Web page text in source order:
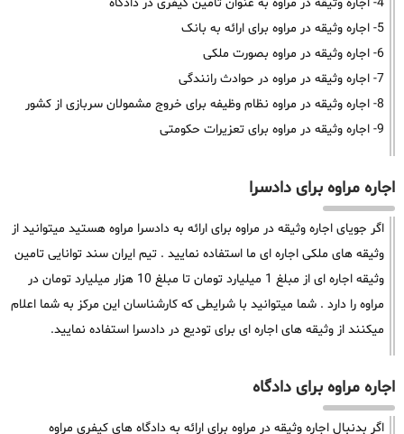
4- اجاره وثیقه در مراوه به عنوان تامین کیفری در دادگاه
5- اجاره وثیقه در مراوه برای ارائه به بانک
6- اجاره وثیقه در مراوه بصورت ملکی
7- اجاره وثیقه در مراوه در حوادث رانندگی
8- اجاره وثیقه در مراوه نظام وظیفه برای خروج مشمولان سربازی از کشور
9- اجاره وثیقه در مراوه برای تعزیرات حکومتی
اجاره مراوه برای دادسرا
اگر جویای اجاره وثیقه در مراوه برای ارائه به دادسرا مراوه هستید میتوانید از
وثیقه های ملکی اجاره ای ما استفاده نمایید . تیم ایران سند توانایی تامین
وثیقه اجاره ای از مبلغ 1 میلیارد تومان تا مبلغ 10 هزار میلیارد تومان در
مراوه را دارد . شما میتوانید با شرایطی که کارشناسان این مرکز به شما اعلام
میکنند از وثیقه های اجاره ای برای تودیع در دادسرا استفاده نمایید.
اجاره مراوه برای دادگاه
اگر بدنبال اجاره وثیقه در مراوه برای ارائه به دادگاه های کیفری مراوه